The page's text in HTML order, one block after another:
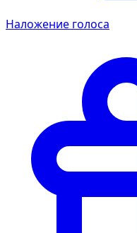
Наложение голоса